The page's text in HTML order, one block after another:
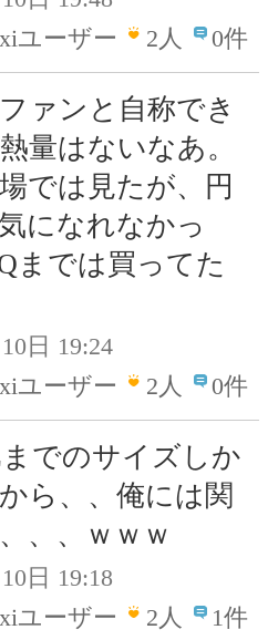
ユーザー
2人 0件
ァンと自称でき
量はないなあ。
では見たが、円
になれなかっ
までは買ってた
日 19:24
ユーザー
2人 0件
でのサイズしか
ら、、俺には関
、、ｗｗｗ
日 19:18
ユーザー
2人 1件